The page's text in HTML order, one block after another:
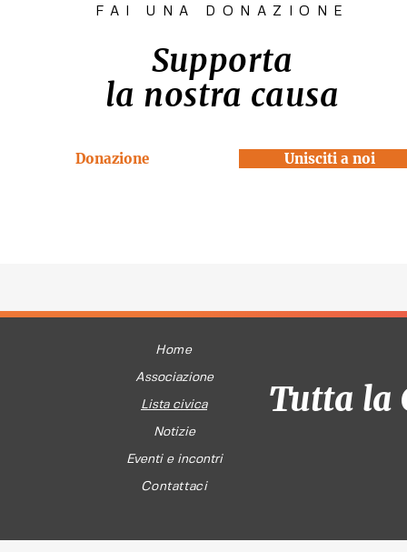
FAI UNA DONAZIONE
Supporta
la nostra causa
Donazione Unisciti a noi
Home
Associazione
Lista civica
Notizie
Eventi e incontri
Contattaci
Tutta la